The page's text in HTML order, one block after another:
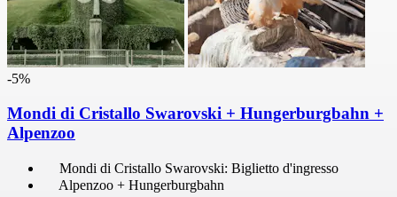
-5%
Mondi di Cristallo Swarovski + Hungerburgbahn +
Alpenzoo
Mondi di Cristallo Swarovski: Biglietto d'ingresso
Alpenzoo + Hungerburgbahn